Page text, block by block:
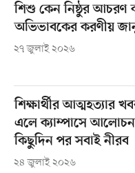
শিশু কেন নিষ্ঠুর আচরণ
অভিভাবকের করণীয়
২৭ জুলাই ২০২৬
শিক্ষার্থীর আত্মহত্যার
এলে ক্যাম্পাসে
কিছুদিন পর সবাই নীরব
২৪ জুলাই ২০২৬